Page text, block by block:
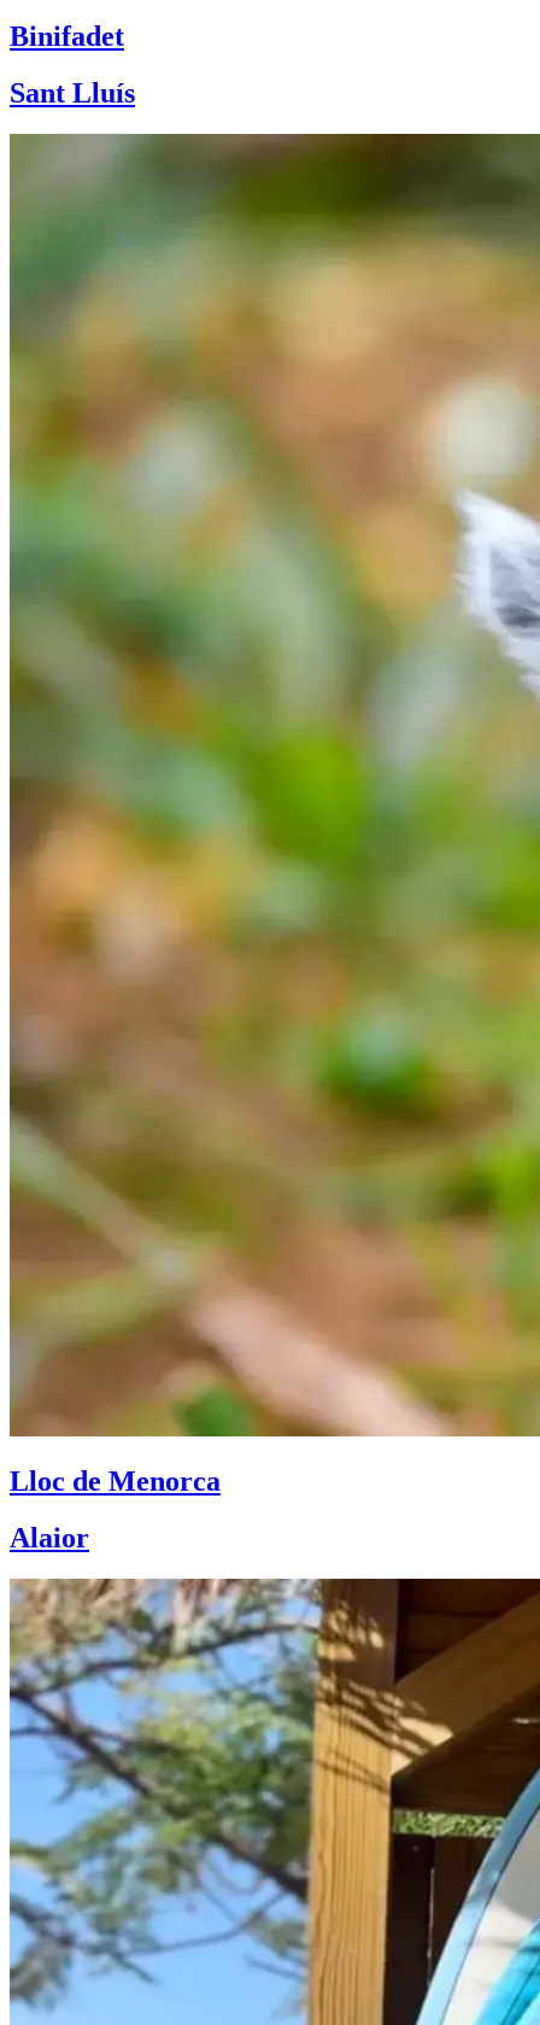
Binifadet
Sant Lluís
Lloc de Menorca
Alaior